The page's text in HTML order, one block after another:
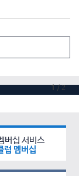
1 / 2
버십 서비스
럽 멤버십